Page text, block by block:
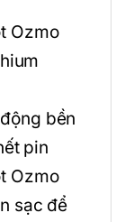
Ozmo
bền
pin
Ozmo
sạc để